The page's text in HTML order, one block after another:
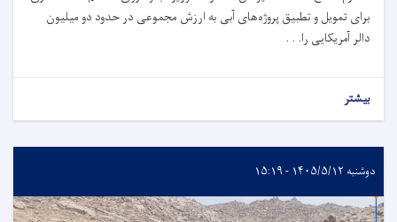
برای تمویل و تطبیق پروژه‌های آبی به ارزش مجموعی در حدود دو میلیون
دالر آمریکایی را. . .
بیشتر
دوشنبه ۱۴۰۵/۵/۱۲ - ۱۵:۱۹